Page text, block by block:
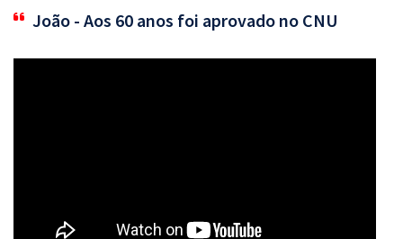
João - Aos 60 anos foi aprovado no CNU